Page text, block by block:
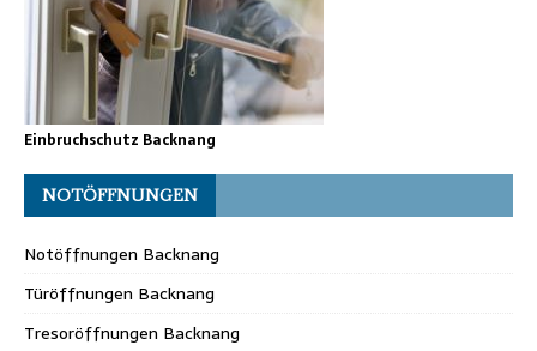
Einbruchschutz Backnang
NOTÖFFNUNGEN
Notöffnungen Backnang
Türöffnungen Backnang
Tresoröffnungen Backnang